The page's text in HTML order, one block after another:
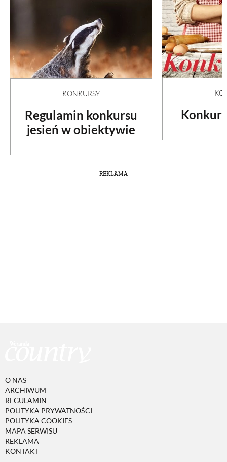
KONKURSY
Regulamin konkursu
jesień w obiektywie
REKLAMA
O NAS
ARCHIWUM
REGULAMIN
POLITYKA PRYWATNOŚCI
POLITYKA COOKIES
MAPA SERWISU
REKLAMA
KONTAKT